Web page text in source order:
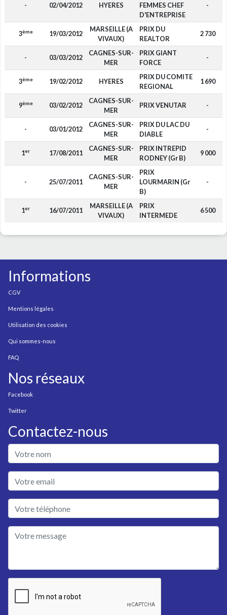
- 02/04/2012 HYERES
FEMMES CHEF
D'ENTREPRISE
-
3ème 19/03/2012
MARSEILLE (A
VIVAUX)
PRIX DU
REALTOR
2 730
- 03/03/2012
CAGNES-SUR-
MER
PRIX GIANT
FORCE
-
3ème 19/02/2012 HYERES
PRIX DU COMITE
REGIONAL
1 690
9ème 03/02/2012
CAGNES-SUR-
MER
PRIX VENUTAR -
- 03/01/2012
CAGNES-SUR-
MER
PRIX DU LAC DU
DIABLE
-
1er 17/08/2011
CAGNES-SUR-
MER
PRIX INTREPID
RODNEY (Gr B)
9 000
- 25/07/2011
CAGNES-SUR-
MER
PRIX
LOURMARIN (Gr
B)
-
1er 16/07/2011
MARSEILLE (A
VIVAUX)
PRIX
INTERMEDE
6 500
Informations
CGV
Mentions légales
Utilisation des cookies
Qui sommes-nous
FAQ
Nos réseaux
Facebook
Twitter
Contactez-nous